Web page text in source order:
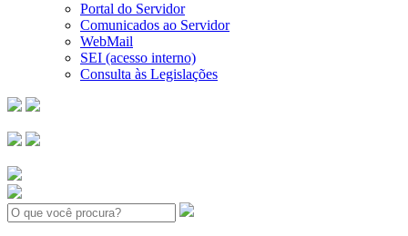
Portal do Servidor
Comunicados ao Servidor
WebMail
SEI (acesso interno)
Consulta às Legislações
Search: